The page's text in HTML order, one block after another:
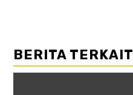
BERITA TERKAIT